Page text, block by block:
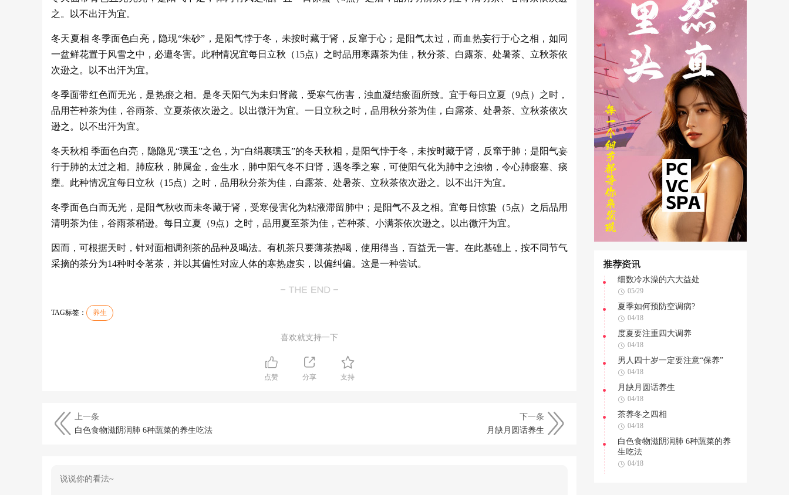
之。以不出汗为宜。
冬天夏相 冬季面色白亮，隐现“朱砂”，是阳气悖于冬，未按时藏于肾，反窜于心；是阳气太过，而血热妄行于心之相，如同
一盆鲜花置于风雪之中，必遭冬害。此种情况宜每日立秋（15点）之时品用寒露茶为佳，秋分茶、白露茶、处暑茶、立秋茶依
次逊之。以不出汗为宜。
冬季面带红色而无光，是热瘀之相。是冬天阳气为未归肾藏，受寒气伤害，浊血凝结瘀面所致。宜于每日立夏（9点）之时，
品用芒种茶为佳，谷雨茶、立夏茶依次逊之。以出微汗为宜。一日立秋之时，品用秋分茶为佳，白露茶、处暑茶、立秋茶依次
逊之。以不出汗为宜。
冬天秋相 季面色白亮，隐隐见“璞玉”之色，为“白绢裹璞玉”的冬天秋相，是阳气悖于冬，未按时藏于肾，反窜于肺；是阳气妄
行于肺的太过之相。肺应秋，肺属金，金生水，肺中阳气冬不归肾，遇冬季之寒，可使阳气化为肺中之浊物，令心肺瘀塞、痰
壅。此种情况宜每日立秋（15点）之时，品用秋分茶为佳，白露茶、处暑茶、立秋茶依次逊之。以不出汗为宜。
冬季面色白而无光，是阳气秋收而未冬藏于肾，受寒侵害化为粘液滞留肺中；是阳气不及之相。宜每日惊蛰（5点）之后品用
清明茶为佳，谷雨茶稍逊。每日立夏（9点）之时，品用夏至茶为佳，芒种茶、小满茶依次逊之。以出微汗为宜。
因而，可根据天时，针对面相调剂茶的品种及喝法。有机茶只要薄茶热喝，使用得当，百益无一害。在此基础上，按不同节气
采摘的茶分为14种时令茗茶，并以其偏性对应人体的寒热虚实，以偏纠偏。这是一种尝试。
TAG标签： 养生
喜欢就支持一下
点赞 分享 支持
上一条
白色食物滋阴润肺 6种蔬菜的养生吃法
下一条
月缺月圆话养生
推荐资讯
细数冷水澡的六大益处
05/29
夏季如何预防空调病?
04/18
度夏要注重四大调养
04/18
男人四十岁一定要注意“保养”
04/18
月缺月圆话养生
04/18
茶养冬之四相
04/18
白色食物滋阴润肺 6种蔬菜的养
生吃法
04/18